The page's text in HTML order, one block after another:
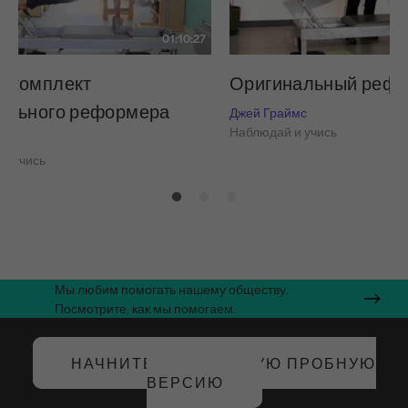
01:10:27
комплект
реформера
учись
Оригинальный
Джей Граймс
Наблюдай и учись
Мы любим помогать нашему обществу.
Посмотрите, как мы помогаем.
НАЧНИТЕ БЕСПЛАТНУЮ ПРОБНУЮ
ВЕРСИЮ